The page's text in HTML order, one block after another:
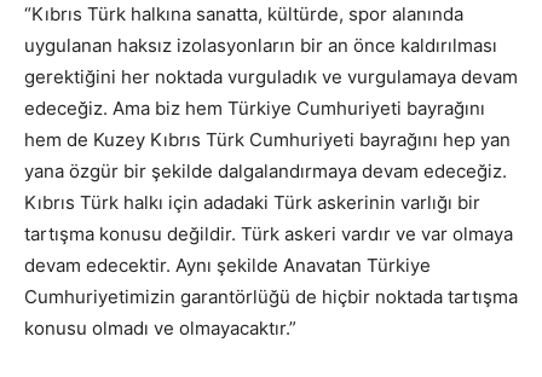
“Kıbrıs Türk halkına sanatta, kültürde, spor alanında
uygulanan haksız izolasyonların bir an önce kaldırılması
gerektiğini her noktada vurguladık ve vurgulamaya devam
edeceğiz. Ama biz hem Türkiye Cumhuriyeti bayrağını
hem de Kuzey Kıbrıs Türk Cumhuriyeti bayrağını hep yan
yana özgür bir şekilde dalgalandırmaya devam edeceğiz.
Kıbrıs Türk halkı için adadaki Türk askerinin varlığı bir
tartışma konusu değildir. Türk askeri vardır ve var olmaya
devam edecektir. Aynı şekilde Anavatan Türkiye
Cumhuriyetimizin garantörlüğü de hiçbir noktada tartışma
konusu olmadı ve olmayacaktır.”